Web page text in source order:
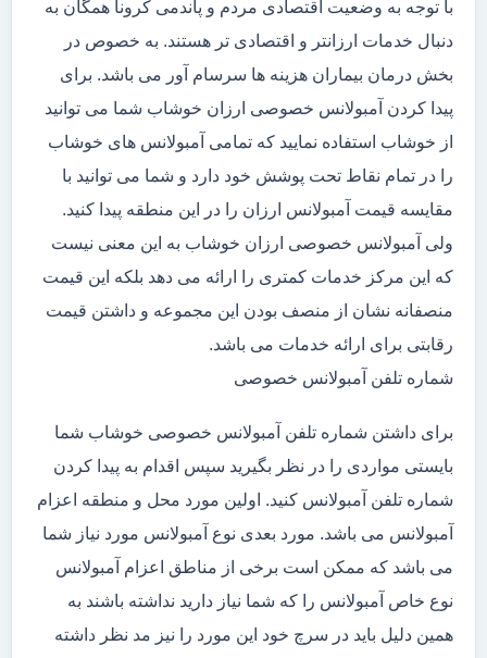
با توجه به وضعیت اقتصادی مردم و پاندمی کرونا همگان به
دنبال خدمات ارزانتر و اقتصادی تر هستند. به خصوص در
بخش درمان بیماران هزینه ها سرسام آور می باشد. برای
پیدا کردن آمبولانس خصوصی ارزان خوشاب شما می توانید
از خوشاب استفاده نمایید که تمامی آمبولانس های خوشاب
را در تمام نقاط تحت پوشش خود دارد و شما می توانید با
مقایسه قیمت آمبولانس ارزان را در این منطقه پیدا کنید.
ولی آمبولانس خصوصی ارزان خوشاب به این معنی نیست
که این مرکز خدمات کمتری را ارائه می دهد بلکه این قیمت
منصفانه نشان از منصف بودن این مجموعه و داشتن قیمت
رقابتی برای ارائه خدمات می باشد.
شماره تلفن آمبولانس خصوصی
برای داشتن شماره تلفن آمبولانس خصوصی خوشاب شما
بایستی مواردی را در نظر بگیرید سپس اقدام به پیدا کردن
شماره تلفن آمبولانس کنید. اولین مورد محل و منطقه اعزام
آمبولانس می باشد. مورد بعدی نوع آمبولانس مورد نیاز شما
می باشد که ممکن است برخی از مناطق اعزام آمبولانس
نوع خاص آمبولانس را که شما نیاز دارید نداشته باشند به
همین دلیل باید در سرچ خود این مورد را نیز مد نظر داشته